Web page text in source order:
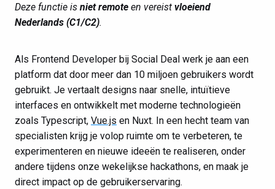
Deze functie is niet remote en vereist vloeiend
Nederlands (C1/C2).
Als Frontend Developer bij Social Deal werk je aan een
platform dat door meer dan 10 miljoen gebruikers wordt
gebruikt. Je vertaalt designs naar snelle, intuïtieve
interfaces en ontwikkelt met moderne technologieën
zoals Typescript, Vue.js en Nuxt. In een hecht team van
specialisten krijg je volop ruimte om te verbeteren, te
experimenteren en nieuwe ideeën te realiseren, onder
andere tijdens onze wekelijkse hackathons, en maak je
direct impact op de gebruikerservaring.